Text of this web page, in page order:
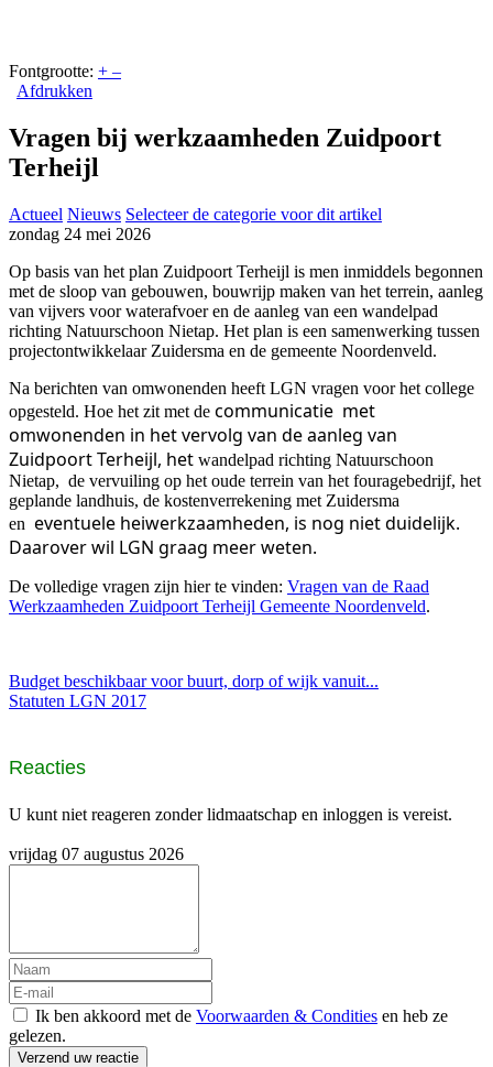
Fontgrootte: + –
Afdrukken
Vragen bij werkzaamheden Zuidpoort
Terheijl
Actueel Nieuws Selecteer de categorie voor dit artikel
zondag 24 mei 2026
Op basis van het plan Zuidpoort Terheijl is men inmiddels begonnen
met de sloop van gebouwen, bouwrijp maken van het terrein, aanleg
van vijvers voor waterafvoer en de aanleg van een wandelpad
richting Natuurschoon Nietap. Het plan is een samenwerking tussen
projectontwikkelaar Zuidersma en de gemeente Noordenveld.
Na berichten van omwonenden heeft LGN vragen voor het college
opgesteld. Hoe het zit met de communicatie met
omwonenden in het vervolg van de aanleg van
Zuidpoort Terheijl, het wandelpad richting Natuurschoon
Nietap, de vervuiling op het oude terrein van het fouragebedrijf, het
geplande landhuis, de kostenverrekening met Zuidersma
en eventuele heiwerkzaamheden, is nog niet duidelijk.
Daarover wil LGN graag meer weten.
De volledige vragen zijn hier te vinden: Vragen van de Raad
Werkzaamheden Zuidpoort Terheijl Gemeente Noordenveld.
Budget beschikbaar voor buurt, dorp of wijk vanuit...
Statuten LGN 2017
Reacties
U kunt niet reageren zonder lidmaatschap en inloggen is vereist.
vrijdag 07 augustus 2026
Ik ben akkoord met de Voorwaarden & Condities en heb ze
gelezen.
Verzend uw reactie